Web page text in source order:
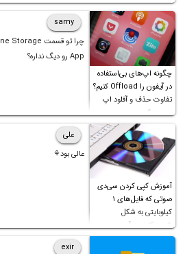
چگونه اپ‌های بی‌استفاده
در آیفون را Offload کنیم؟
تفاوت حذف و آفلود اپ
چیست؟
samy
App رو دیگ نداره؟
آموزش کپی کردن سی‌دی
صوتی که فایل‌های ۱
کیلوبایتی به شکل
شورت‌کات در آن موجود
است!
علی
عالی بود⚘
exir